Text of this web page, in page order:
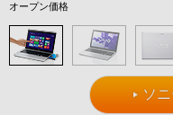
オープン価格
ソ